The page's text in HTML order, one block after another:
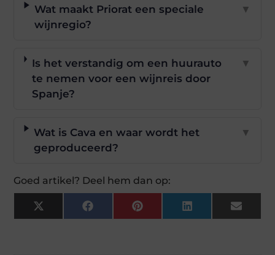
Wat maakt Priorat een speciale
wijnregio?
▼
Is het verstandig om een huurauto
te nemen voor een wijnreis door
Spanje?
▼
Wat is Cava en waar wordt het
geproduceerd?
▼
Goed artikel? Deel hem dan op:
X
(Twitter)
FacebookPinterestLinkedInEmail